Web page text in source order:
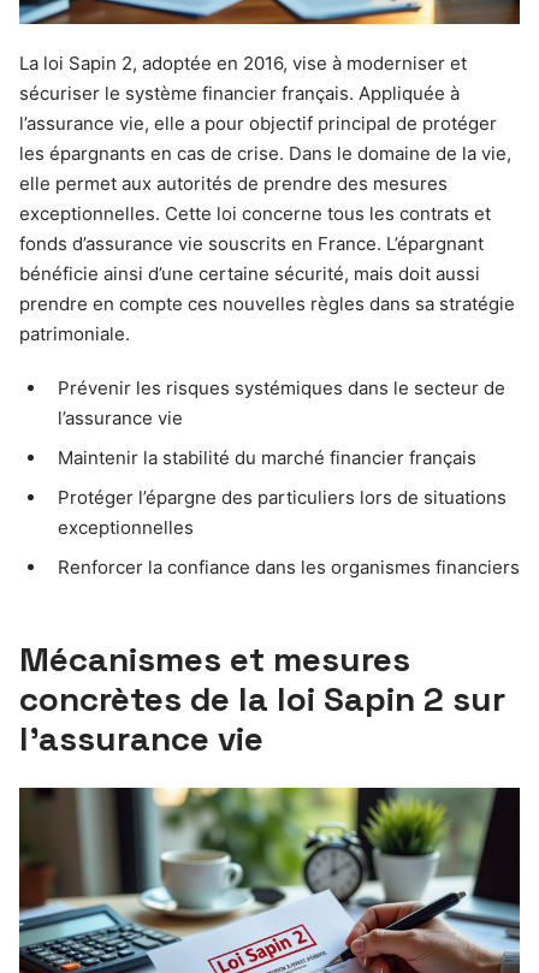
La loi Sapin 2, adoptée en 2016, vise à moderniser et
sécuriser le système financier français. Appliquée à
l’assurance vie, elle a pour objectif principal de protéger
les épargnants en cas de crise. Dans le domaine de la vie,
elle permet aux autorités de prendre des mesures
exceptionnelles. Cette loi concerne tous les contrats et
fonds d’assurance vie souscrits en France. L’épargnant
bénéficie ainsi d’une certaine sécurité, mais doit aussi
prendre en compte ces nouvelles règles dans sa stratégie
patrimoniale.
Prévenir les risques systémiques dans le secteur de
l’assurance vie
Maintenir la stabilité du marché financier français
Protéger l’épargne des particuliers lors de situations
exceptionnelles
Renforcer la confiance dans les organismes financiers
Mécanismes et mesures
concrètes de la loi Sapin 2 sur
l’assurance vie